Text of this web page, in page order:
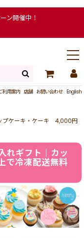
ン開催中！
利用案内 店舗 お問い合わせ English
プケーキ・ケーキ 4,000円
れギフト｜カッ
冷凍配送無料